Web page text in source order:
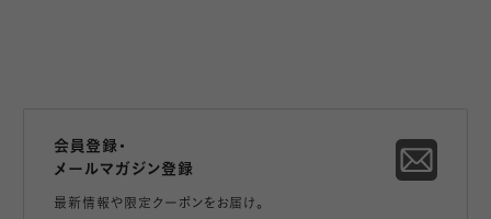
会員登録・
メールマガジン登録
最新情報や限定クーポンをお届け。